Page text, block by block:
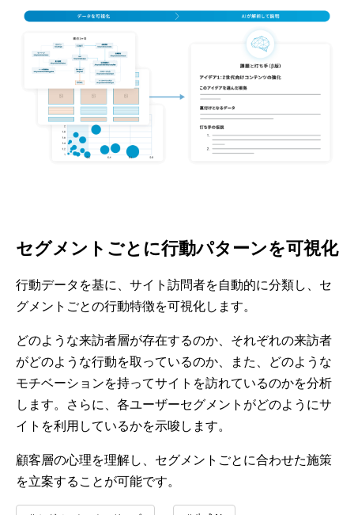
セグメントごとに行動パターンを可視化
行動データを基に、サイト訪問者を自動的に分類し、セ
グメントごとの行動特徴を可視化します。
どのような来訪者層が存在するのか、それぞれの来訪者
がどのような行動を取っているのか、また、どのような
モチベーションを持ってサイトを訪れているのかを分析
します。さらに、各ユーザーセグメントがどのようにサ
イトを利用しているかを示唆します。
顧客層の心理を理解し、セグメントごとに合わせた施策
を立案することが可能です。